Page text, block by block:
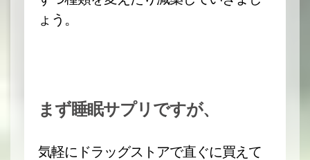
ょう。
まず睡眠サプリですが、
気軽にドラッグストアで直ぐに買えて